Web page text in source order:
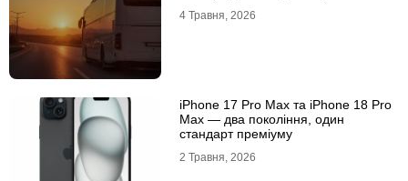
4 Травня, 2026
iРhone 17 Рro Мax та iРhone 18 Рro
Мax — два покоління, один
стандарт преміуму
2 Травня, 2026